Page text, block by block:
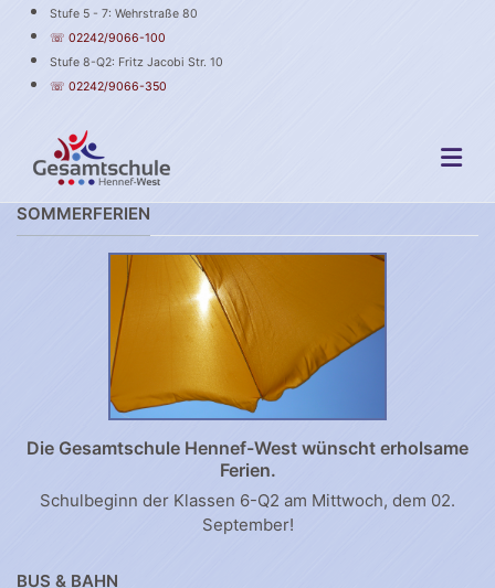
Stufe 5 - 7: Wehrstraße 80
☏ 02242/9066-100
Stufe 8-Q2: Fritz Jacobi Str. 10
☏ 02242/9066-350
SOMMERFERIEN
Die Gesamtschule Hennef-West wünscht erholsame
Ferien.
Schulbeginn der Klassen 6-Q2 am Mittwoch, dem 02.
September!
BUS & BAHN